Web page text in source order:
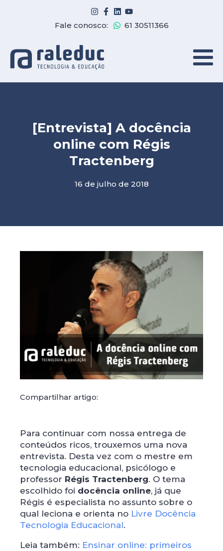
Fale conosco: 61 30511366
[Entrevista] A docência
online com Régis
Tractenberg
16 de julho de 2018
Compartilhar artigo:
Para continuar com nossa entrega de
conteúdos ricos, trouxemos uma nova
entrevista. Desta vez com o mestre em
tecnologia educacional, psicólogo e
professor Régis Tractenberg. O tema
escolhido foi docência online, já que
Régis é especialista no assunto sobre o
qual leciona e orienta no Livre Docência
Tecnologia Educacional.
Leia também: Ensinar online: primeiros